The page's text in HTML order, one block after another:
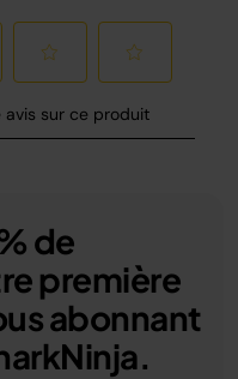
de
première
abonnant